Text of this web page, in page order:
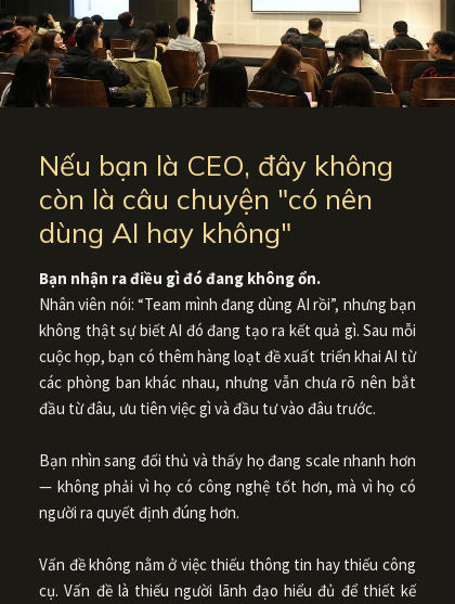
Bạn nhận ra điều gì đó đang không ổn.
Nhân viên nói: “Team mình đang dùng AI rồi”, nhưng bạn
không thật sự biết AI đó đang tạo ra kết quả gì. Sau mỗi
cuộc họp, bạn có thêm hàng loạt đề xuất triển khai AI từ
các phòng ban khác nhau, nhưng vẫn chưa rõ nên bắt
đầu từ đâu, ưu tiên việc gì và đầu tư vào đâu trước.
Bạn nhìn sang đối thủ và thấy họ đang scale nhanh hơn
— không phải vì họ có công nghệ tốt hơn, mà vì họ có
người ra quyết định đúng hơn.
Vấn đề không nằm ở việc thiếu thông tin hay thiếu công
cụ. Vấn đề là thiếu người lãnh đạo hiểu đủ để thiết kế
Nếu bạn là CEO, đây không
còn là câu chuyện "có nên
dùng AI hay không"